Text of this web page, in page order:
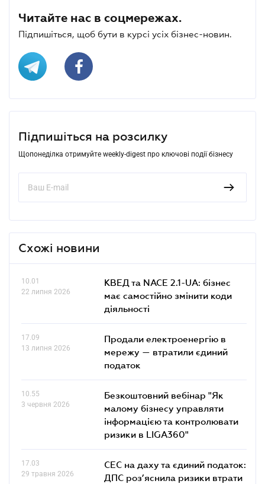
Читайте нас в соцмережах.
Підпишіться, щоб бути в курсі усіх бізнес-новин.
Підпишіться на розсилку
Щопонеділка отримуйте weekly-digest про ключові події бізнесу
Схожі новини
10.01
22 липня 2026
КВЕД та NACE 2.1-UA: бізнес
має самостійно змінити коди
діяльності
17.09
13 липня 2026
Продали електроенергію в
мережу — втратили єдиний
податок
10.55
3 червня 2026
Безкоштовний вебінар "Як
малому бізнесу управляти
інформацією та контролювати
ризики в LIGA360"
17.03
29 травня 2026
СЕС на даху та єдиний податок:
ДПС роз’яснила ризики втрати